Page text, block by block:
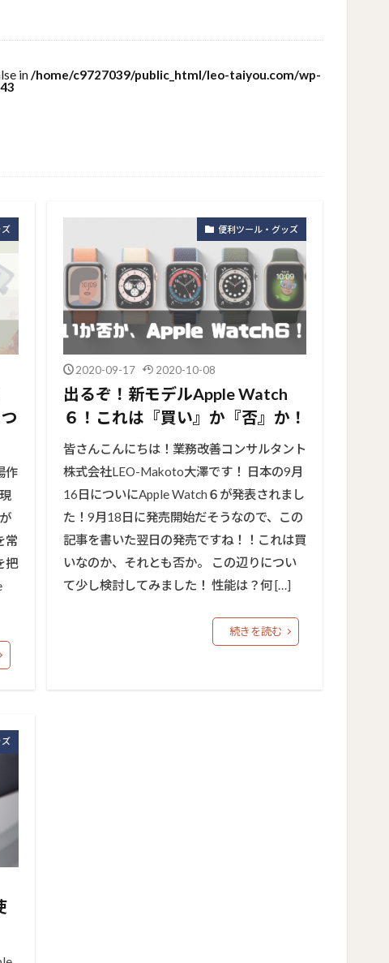
in/home/c9727039/public_html/leo-taiyou.com/wp-
43
作
常
把
便利ツール・グッズ
2020-09-17 2020-10-08
出るぞ！新モデルApple Watch
６！これは『買い』か『否』か！
皆さんこんにちは！業務改善コンサルタント
株式会社LEO-Makoto大澤です！ 日本の9月
16日についにApple Watch６が発表されまし
た！9月18日に発売開始だそうなので、この
記事を書いた翌日の発売ですね！！これは買
いなのか、それとも否か。 この辺りについ
て少し検討してみました！ 性能は？何 […]
続きを読む